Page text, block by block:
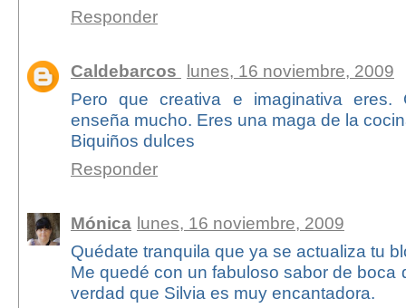
Responder
Caldebarcos lunes, 16 noviembre, 2009
Pero que creativa e imaginativa
enseña mucho. Eres una maga de la
Biquiños dulces
Responder
Mónica lunes, 16 noviembre, 2009
Quédate tranquila que ya se actualiza tu
Me quedé con un fabuloso sabor de boca
verdad que Silvia es muy encantadora.